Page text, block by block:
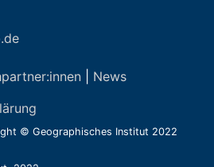
News
© Geographisches Institut 2022